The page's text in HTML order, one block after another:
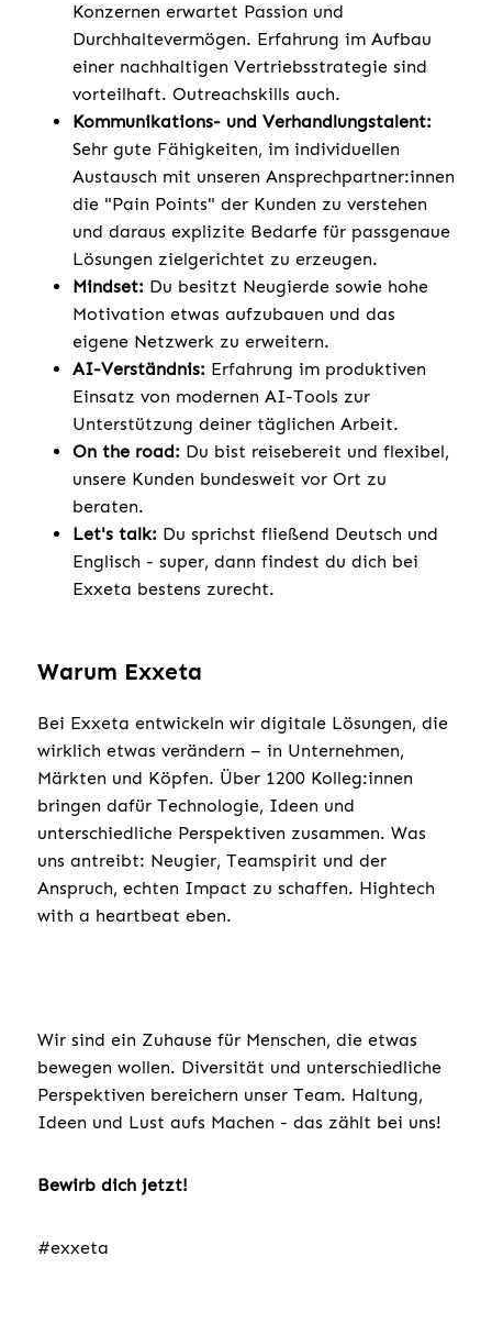
Konzernen erwartet Passion und
Durchhaltevermögen. Erfahrung im Aufbau
einer nachhaltigen Vertriebsstrategie sind
vorteilhaft. Outreachskills auch.
Kommunikations- und Verhandlungstalent:
Sehr gute Fähigkeiten, im individuellen
Austausch mit unseren Ansprechpartner:innen
die "Pain Points" der Kunden zu verstehen
und daraus explizite Bedarfe für passgenaue
Lösungen zielgerichtet zu erzeugen.
Mindset: Du besitzt Neugierde sowie hohe
Motivation etwas aufzubauen und das
eigene Netzwerk zu erweitern.
AI-Verständnis: Erfahrung im produktiven
Einsatz von modernen AI-Tools zur
Unterstützung deiner täglichen Arbeit.
On the road: Du bist reisebereit und flexibel,
unsere Kunden bundesweit vor Ort zu
beraten.
Let's talk: Du sprichst fließend Deutsch und
Englisch - super, dann findest du dich bei
Exxeta bestens zurecht.
Warum Exxeta
Bei Exxeta entwickeln wir digitale Lösungen, die
wirklich etwas verändern – in Unternehmen,
Märkten und Köpfen. Über 1200 Kolleg:innen
bringen dafür Technologie, Ideen und
unterschiedliche Perspektiven zusammen. Was
uns antreibt: Neugier, Teamspirit und der
Anspruch, echten Impact zu schaffen. Hightech
with a heartbeat eben.
Wir sind ein Zuhause für Menschen, die etwas
bewegen wollen. Diversität und unterschiedliche
Perspektiven bereichern unser Team. Haltung,
Ideen und Lust aufs Machen - das zählt bei uns!
Bewirb dich jetzt!
#exxeta